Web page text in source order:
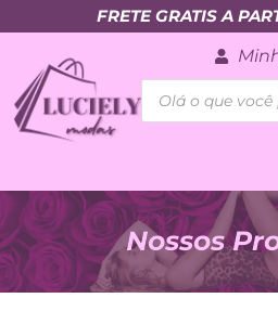
FRETE GRATIS A
Nossos